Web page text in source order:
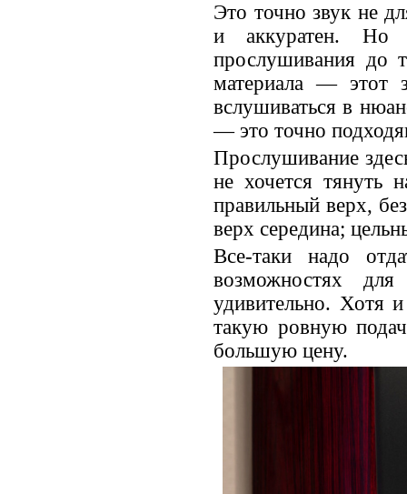
Это точно звук не
и аккуратен. Но
прослушивания до
материала — этот
вслушиваться в
— это точно
Прослушивание
не хочется тянуть
правильный верх,
верх середина;
Все-таки надо
возможностях
удивительно. Хотя
такую ровную
большую цену.